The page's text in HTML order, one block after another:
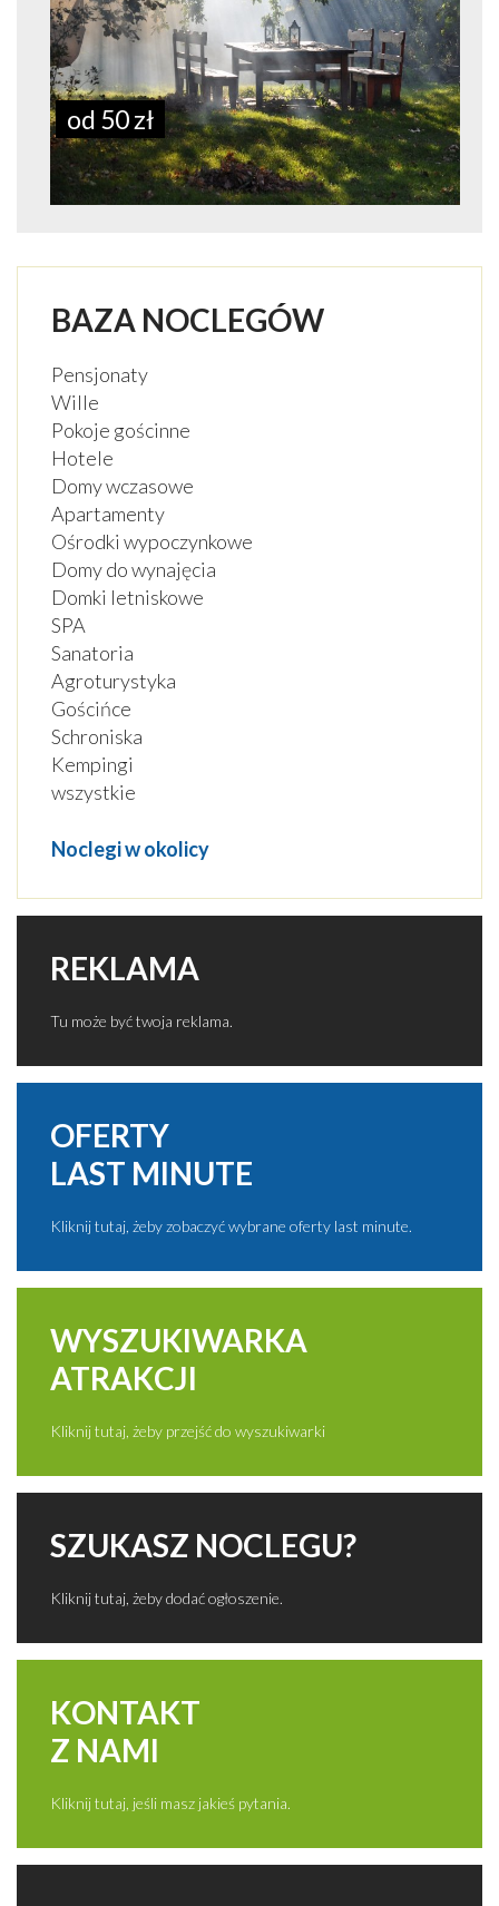
od 50 zł
BAZA NOCLEGÓW
Pensjonaty
Wille
Pokoje gościnne
Hotele
Domy wczasowe
Apartamenty
Ośrodki wypoczynkowe
Domy do wynajęcia
Domki letniskowe
SPA
Sanatoria
Agroturystyka
Gościńce
Schroniska
Kempingi
wszystkie
Noclegi w okolicy
REKLAMA
Tu może być twoja reklama.
OFERTY
LAST MINUTE
Kliknij tutaj, żeby zobaczyć wybrane oferty last minute.
WYSZUKIWARKA
ATRAKCJI
Kliknij tutaj, żeby przejść do wyszukiwarki
SZUKASZ NOCLEGU?
Kliknij tutaj, żeby dodać ogłoszenie.
KONTAKT
Z NAMI
Kliknij tutaj, jeśli masz jakieś pytania.